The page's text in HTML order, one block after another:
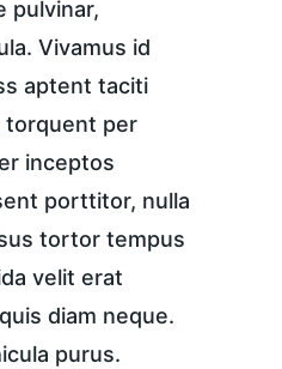
pulvinar,
Vivamus id
aptent taciti
torquent per
inceptos
porttitor, nulla
tortor tempus
velit erat
diam neque.
purus.